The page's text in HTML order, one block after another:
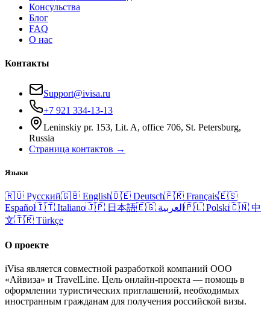
Консульства
Блог
FAQ
О нас
Контакты
Support@ivisa.ru
+7 921 334-13-13
Leninskiy pr. 153, Lit. A, office 706, St. Petersburg,
Russia
Страница контактов →
Языки
🇷🇺 Русский🇬🇧 English🇩🇪 Deutsch🇫🇷 Français🇪🇸
Español🇮🇹 Italiano🇯🇵 日本語🇪🇬 العربية 🇵🇱 Polski🇨🇳 中
文🇹🇷 Türkçe
О проекте
iVisa является совместной разработкой компаний ООО
«Айвиза» и TravelLine. Цель онлайн-проекта — помощь в
оформлении туристических приглашений, необходимых
иностранным гражданам для получения российской визы.